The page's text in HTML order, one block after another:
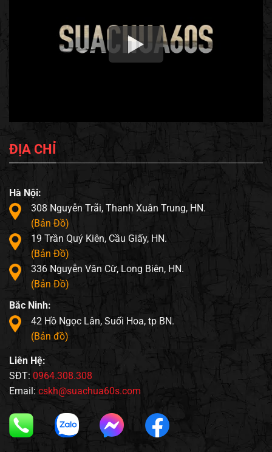
ĐỊA CHỈ
Hà Nội:
308 Nguyễn Trãi, Thanh Xuân Trung, HN.
(Bản Đồ)
19 Trần Quý Kiên, Cầu Giấy, HN.
(Bản Đồ)
336 Nguyễn Văn Cừ, Long Biên, HN.
(Bản Đồ)
Bắc Ninh:
42 Hồ Ngọc Lân, Suối Hoa, tp BN.
(Bản đồ)
Liên Hệ:
SĐT: 0964.308.308
Email: cskh@suachua60s.com